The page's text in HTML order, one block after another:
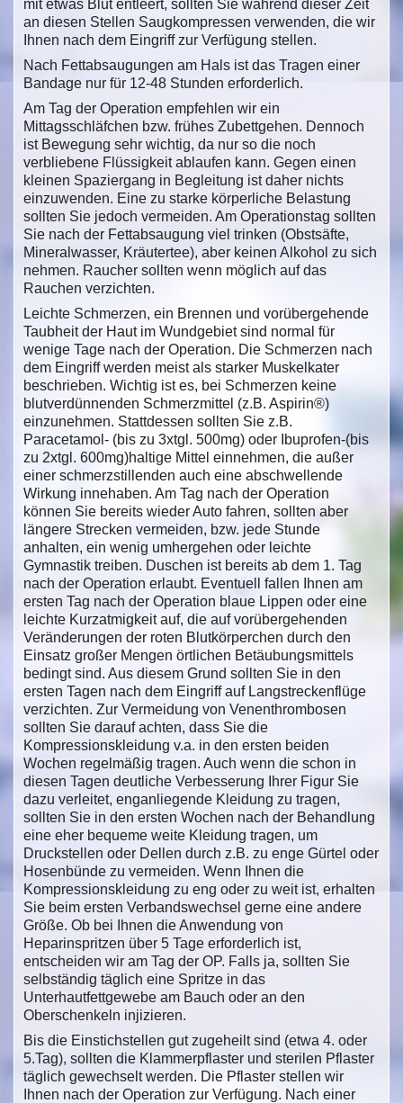
mit etwas Blut entleert, sollten Sie während dieser Zeit
an diesen Stellen Saugkompressen verwenden, die wir
Ihnen nach dem Eingriff zur Verfügung stellen.
Nach Fettabsaugungen am Hals ist das Tragen einer
Bandage nur für 12-48 Stunden erforderlich.
Am Tag der Operation empfehlen wir ein
Mittagsschläfchen bzw. frühes Zubettgehen. Dennoch
ist Bewegung sehr wichtig, da nur so die noch
verbliebene Flüssigkeit ablaufen kann. Gegen einen
kleinen Spaziergang in Begleitung ist daher nichts
einzuwenden. Eine zu starke körperliche Belastung
sollten Sie jedoch vermeiden. Am Operationstag sollten
Sie nach der Fettabsaugung viel trinken (Obstsäfte,
Mineralwasser, Kräutertee), aber keinen Alkohol zu sich
nehmen. Raucher sollten wenn möglich auf das
Rauchen verzichten.
Leichte Schmerzen, ein Brennen und vorübergehende
Taubheit der Haut im Wundgebiet sind normal für
wenige Tage nach der Operation. Die Schmerzen nach
dem Eingriff werden meist als starker Muskelkater
beschrieben. Wichtig ist es, bei Schmerzen keine
blutverdünnenden Schmerzmittel (z.B. Aspirin®)
einzunehmen. Stattdessen sollten Sie z.B.
Paracetamol- (bis zu 3xtgl. 500mg) oder Ibuprofen-(bis
zu 2xtgl. 600mg)haltige Mittel einnehmen, die außer
einer schmerzstillenden auch eine abschwellende
Wirkung innehaben. Am Tag nach der Operation
können Sie bereits wieder Auto fahren, sollten aber
längere Strecken vermeiden, bzw. jede Stunde
anhalten, ein wenig umhergehen oder leichte
Gymnastik treiben. Duschen ist bereits ab dem 1. Tag
nach der Operation erlaubt. Eventuell fallen Ihnen am
ersten Tag nach der Operation blaue Lippen oder eine
leichte Kurzatmigkeit auf, die auf vorübergehenden
Veränderungen der roten Blutkörperchen durch den
Einsatz großer Mengen örtlichen Betäubungsmittels
bedingt sind. Aus diesem Grund sollten Sie in den
ersten Tagen nach dem Eingriff auf Langstreckenflüge
verzichten. Zur Vermeidung von Venenthrombosen
sollten Sie darauf achten, dass Sie die
Kompressionskleidung v.a. in den ersten beiden
Wochen regelmäßig tragen. Auch wenn die schon in
diesen Tagen deutliche Verbesserung Ihrer Figur Sie
dazu verleitet, enganliegende Kleidung zu tragen,
sollten Sie in den ersten Wochen nach der Behandlung
eine eher bequeme weite Kleidung tragen, um
Druckstellen oder Dellen durch z.B. zu enge Gürtel oder
Hosenbünde zu vermeiden. Wenn Ihnen die
Kompressionskleidung zu eng oder zu weit ist, erhalten
Sie beim ersten Verbandswechsel gerne eine andere
Größe. Ob bei Ihnen die Anwendung von
Heparinspritzen über 5 Tage erforderlich ist,
entscheiden wir am Tag der OP. Falls ja, sollten Sie
selbständig täglich eine Spritze in das
Unterhautfettgewebe am Bauch oder an den
Oberschenkeln injizieren.
Bis die Einstichstellen gut zugeheilt sind (etwa 4. oder
5.Tag), sollten die Klammerpflaster und sterilen Pflaster
täglich gewechselt werden. Die Pflaster stellen wir
Ihnen nach der Operation zur Verfügung. Nach einer